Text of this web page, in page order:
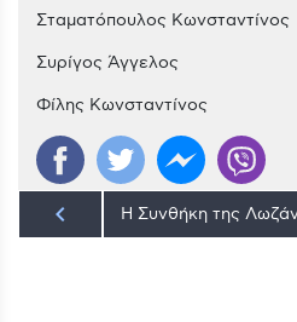
Σταματόπουλος Κωνσταντίνος
Συρίγος Άγγελος
Φίλης Κωνσταντίνος
keyboard_arrow_left